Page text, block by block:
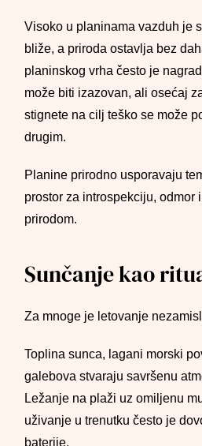
Visoko u planinama vazduh je
bliže, a priroda ostavlja bez
planinskog vrha često je
može biti izazovan, ali osećaj
stignete na cilj teško se može
drugim.
Planine prirodno usporavaju
prostor za introspekciju, odmor
prirodom.
Sunčanje kao
Za mnoge je letovanje
Toplina sunca, lagani morski
galebova stvaraju savršenu
Ležanje na plaži uz omiljenu
uživanje u trenutku često je
baterije.